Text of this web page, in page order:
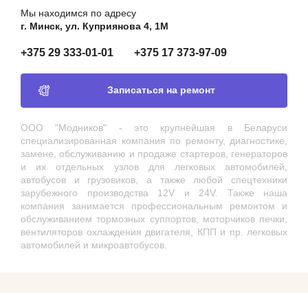
Мы находимся по адресу
г. Минск, ул. Куприянова 4, 1М
+375 29 333-01-01 +375 17 373-97-09
Записаться на ремонт
ООО "Модников" - это крупнейшая в Беларуси
специализированная компания по ремонту, диагностике,
замене, обслуживанию и продаже стартеров, генераторов
и их отдельных узлов для легковых автомобилей,
автобусов и грузовиков, а также любой спецтехники
зарубежного производства 12V и 24V. Также наша
компания занимается профессиональным ремонтом и
обслуживанием тормозных суппортов, моторчиков печки,
вентиляторов охлаждения двигателя, КПП и пр. легковых
автомобилей и микроавтобусов.